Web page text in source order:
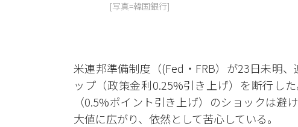
[写真=韓国銀行]
米連邦準備制度（(Fed・FRB）が23日未明
ップ（政策金利0.25%引き上げ）を断行し
（0.5%ポイント引き上げ）のショックは
大値に広がり、依然として苦心している。